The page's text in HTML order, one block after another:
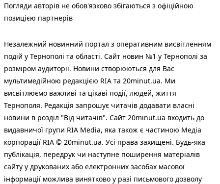
Погляди авторів не обов'язково збігаються з офіційною
позицією партнерів
Незалежний новинний портал з оперативним висвітленням
подій у Тернополі та області. Сайт новин №1 у Тернополі за
розміром аудиторії. Новини створюються для Вас
мультимедійною редакцією RIA та 20minut.ua. Ми
висвітлюємо важливі та цікаві події, людей, життя
Тернополя. Редакція запрошує читачів додавати власні
новини в розділ "Від читачів". Сайт 20minut.ua входить до
видавничої групи RIA Media, яка також є частиною Медіа
корпорації RIA © 20minut.ua. Усі права захищені. Будь-яка
публiкацiя, передрук чи наступне поширення матеріалів
сайту у друкованих або електронних засобах масової
інформації можлива винятково у разі письмового дозволу